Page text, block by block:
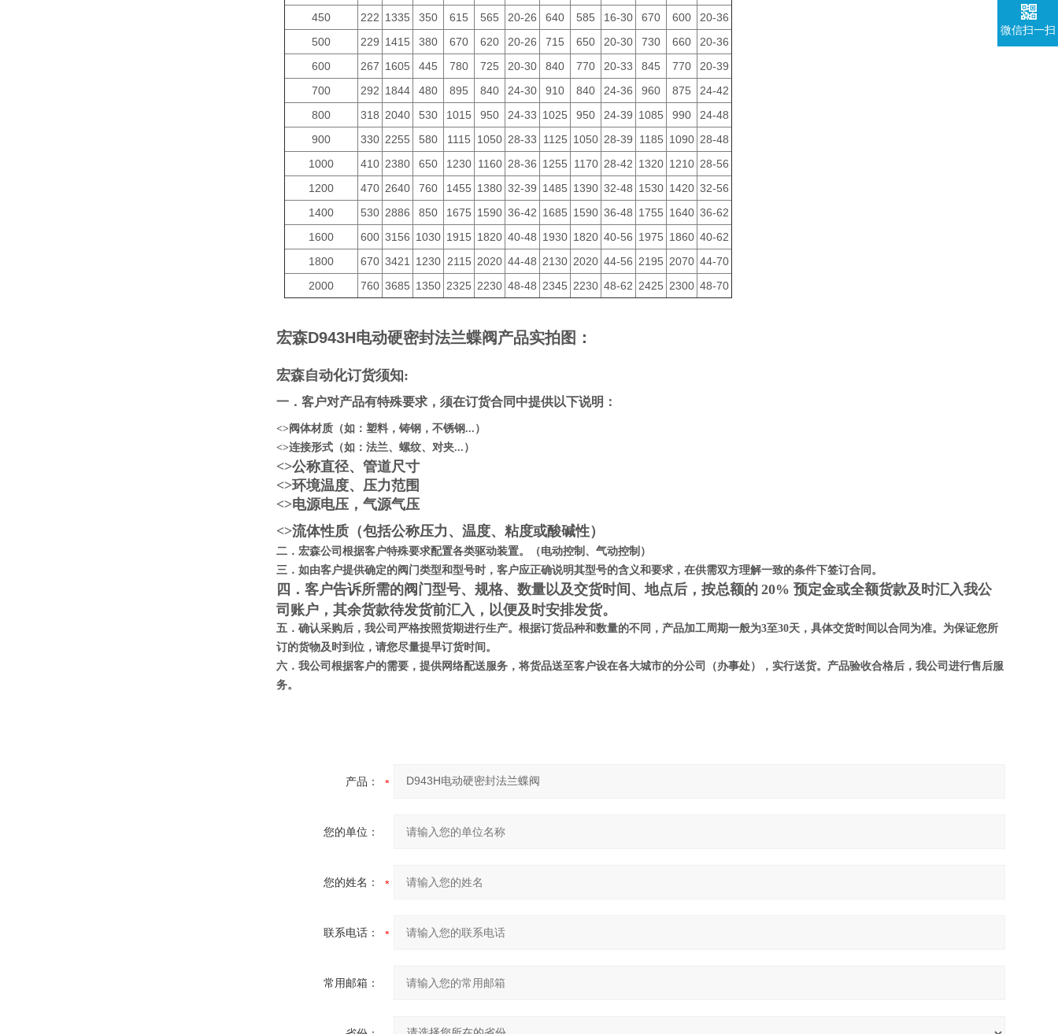
450
222 1335 350 615 565 20-26 640 585 16-30 670 600
20-36
500
229 1415 380 670 620 20-26 715 650 20-30 730 660
20-36
600
267 1605 445 780 725 20-30 840 770 20-33 845 770
20-39
700
292 1844 480 895 840 24-30 910 840 24-36 960 875
24-42
800
318 2040 530 1015 950 24-33 1025 950 24-39 1085 990
24-48
900
330 2255 580 1115 1050 28-33 1125 1050 28-39 1185 1090 28-48
1000
410 2380 650 1230 1160 28-36 1255 1170 28-42 1320 1210 28-56
1200
470 2640 760 1455 1380 32-39 1485 1390 32-48 1530 1420 32-56
1400
530 2886 850 1675 1590 36-42 1685 1590 36-48 1755 1640 36-62
1600
600 3156 1030 1915 1820 40-48 1930 1820 40-56 1975 1860 40-62
1800
670 3421 1230 2115 2020 44-48 2130 2020 44-56 2195 2070 44-70
2000
760 3685 1350 2325 2230 48-48 2345 2230 48-62 2425 2300 48-70
宏森D943H电动硬密封法兰蝶阀产品实拍图：
宏森自动化订货须知:
一．客户对产品有特殊要求，须在订货合同中提供以下说明：
<>阀体材质（如：塑料，铸钢，不锈钢...）
<>连接形式（如：法兰、螺纹、对夹...）
<>公称直径、管道尺寸
<>环境温度、压力范围
<>电源电压，气源气压
<>流体性质（包括公称压力、温度、粘度或酸碱性）
二．宏森公司根据客户特殊要求配置各类驱动装置。（电动控制、气动控制）
三．如由客户提供确定的阀门类型和型号时，客户应正确说明其型号的含义和要求，在供需双方理解一致的条件下签订合同。
四．客户告诉所需的阀门型号、规格、数量以及交货时间、地点后，按总额的 20% 预定金或全额货款及时汇入我公
司账户，其余货款待发货前汇入，以便及时安排发货。
五．确认采购后，我公司严格按照货期进行生产。根据订货品种和数量的不同，产品加工周期一般为3至30天，具体交货时间以合同为准。为保证您所
订的货物及时到位，请您尽量提早订货时间。
六．我公司根据客户的需要，提供网络配送服务，将货品送至客户设在各大城市的分公司（办事处），实行送货。产品验收合格后，我公司进行售后服
务。
产品：
您的单位：
您的姓名：
联系电话：
常用邮箱：
微信扫一扫